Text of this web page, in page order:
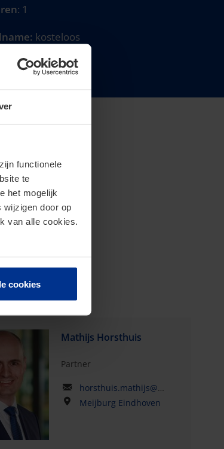
functionele
te
het mogelijk
wijzigen door op
van alle cookies.
cookies
: 1
kosteloos
: Nederlands
Mathijs Horsthuis
Partner
horsthuis.mathijs@kpmg.com
Meijburg Eindhoven